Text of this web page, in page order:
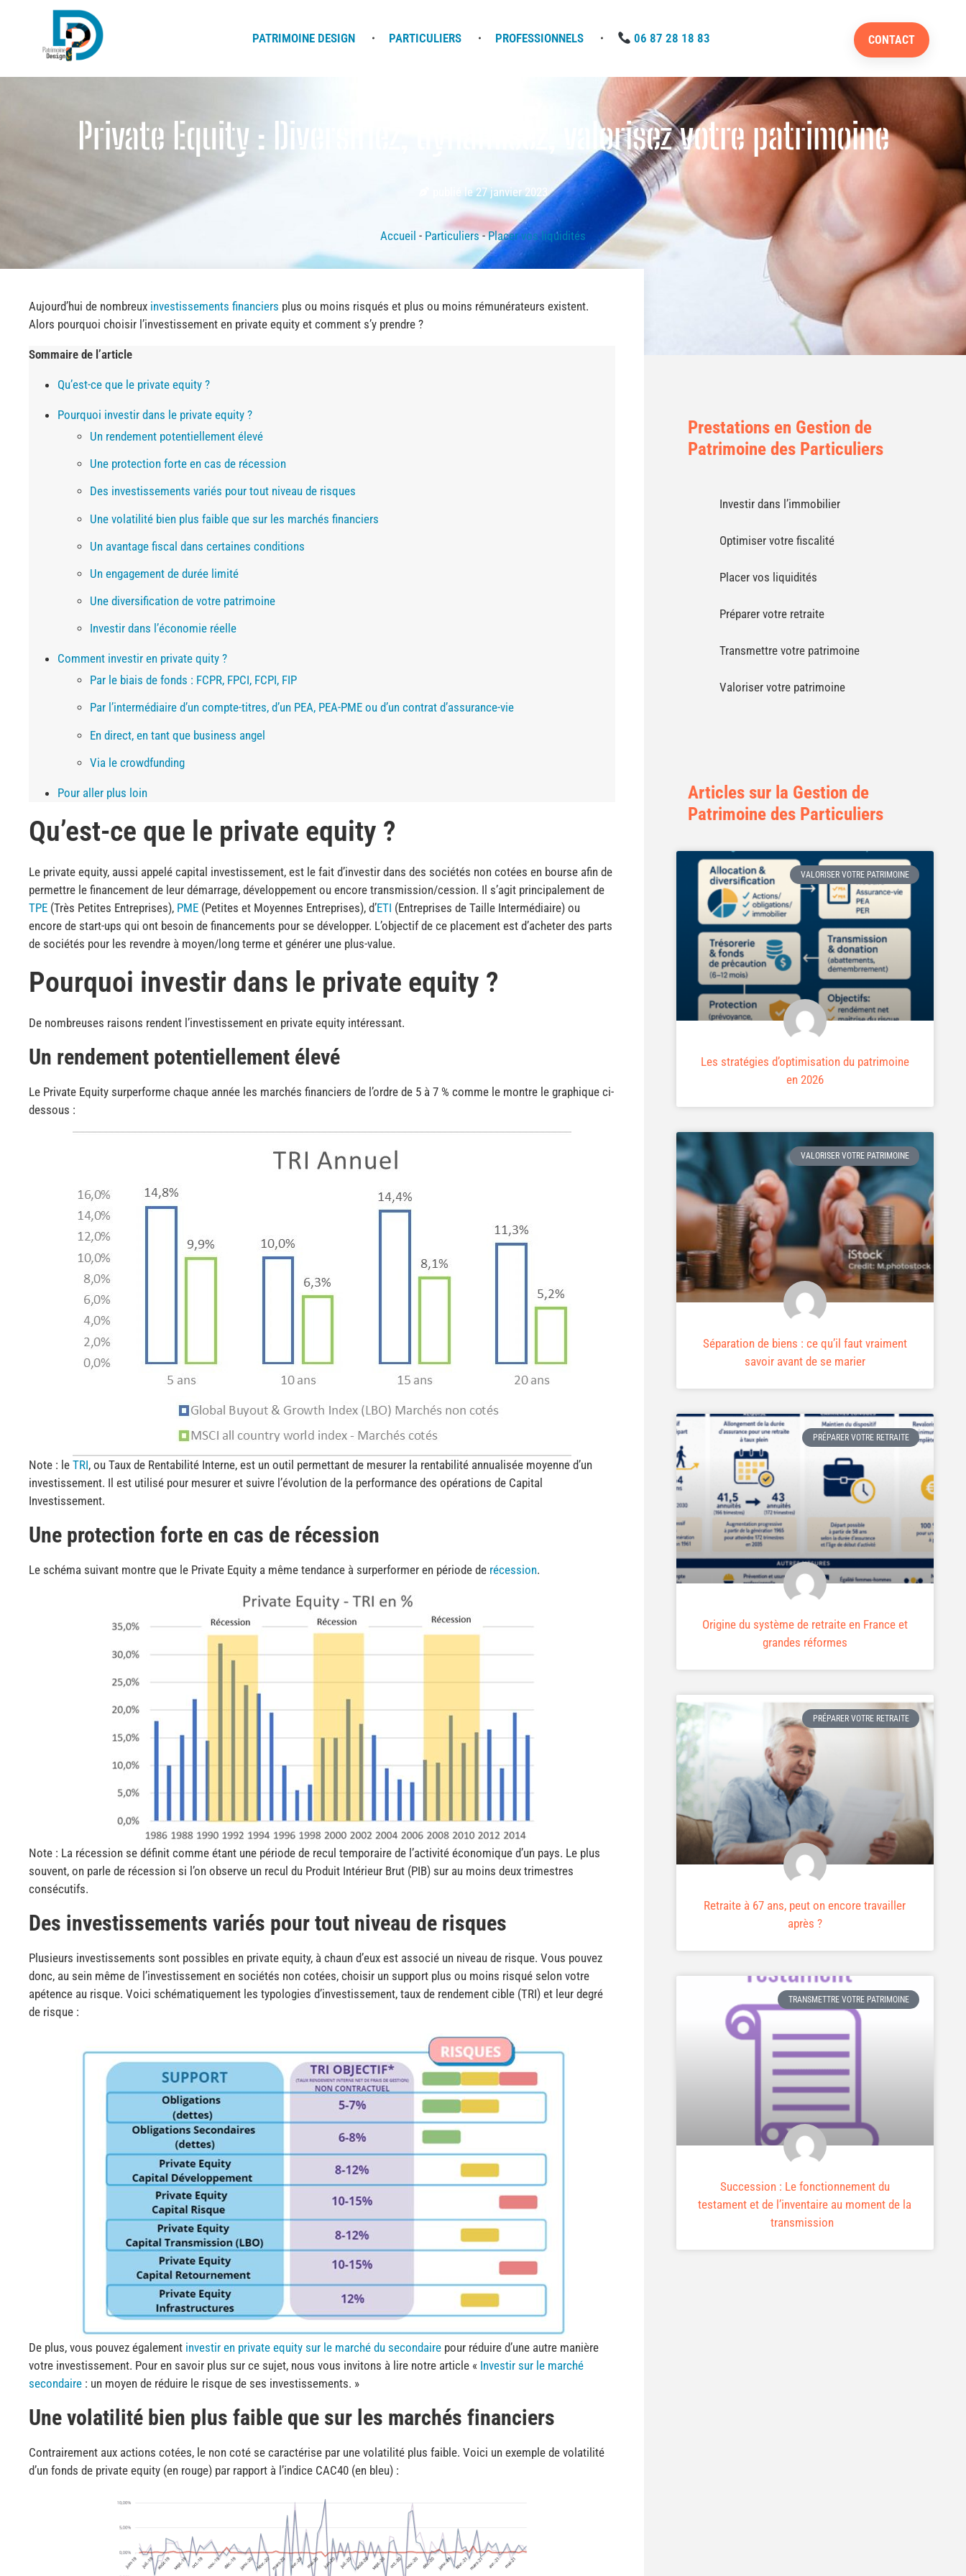
P
atrimoine Design
Gestion de Patrimoine Lyon
PATRIMOINE DESIGN PARTICULIERS PROFESSIONNELS 06 87 28 18 83 CONTACT
Private Equity : Diversifiez, dynamisez, valorisez votre patrimoine
publié le27 janvier 2023
Accueil - Particuliers-Placer vos liquidités
Aujourd’hui de nombreux investissements financiers plus ou moins risqués et plus ou moins rémunérateurs existent.
Alors pourquoi choisir l’investissement en private equity et comment s’y prendre ?
Sommaire de l’article
Qu’est-ce que le private equity ?
Pourquoi investir dans le private equity ?
Un rendement potentiellement élevé
Une protection forte en cas de récession
Des investissements variés pour tout niveau de risques
Une volatilité bien plus faible que sur les marchés financiers
Un avantage fiscal dans certaines conditions
Un engagement de durée limité
Une diversification de votre patrimoine
Investir dans l’économie réelle
Comment investir en private quity ?
Par le biais de fonds : FCPR, FPCI, FCPI, FIP
Par l’intermédiaire d’un compte-titres, d’un PEA, PEA-PME ou d’un contrat d’assurance-vie
En direct, en tant que business angel
Via le crowdfunding
Pour aller plus loin
Qu’est-ce que le private equity ?
Le private equity, aussi appelé capital investissement, est le fait d’investir dans des sociétés non cotées en bourse afin de
permettre le financement de leur démarrage, développement ou encore transmission/cession. Il s’agit principalement de
TPE (Très Petites Entreprises), PME (Petites et Moyennes Entreprises), d’ETI (Entreprises de Taille Intermédiaire) ou
encore de start-ups qui ont besoin de financements pour se développer. L’objectif de ce placement est d’acheter des parts
de sociétés pour les revendre à moyen/long terme et générer une plus-value.
Pourquoi investir dans le private equity ?
De nombreuses raisons rendent l’investissement en private equity intéressant.
Un rendement potentiellement élevé
Le Private Equity surperforme chaque année les marchés financiers de l’ordre de 5 à 7 % comme le montre le graphique ci-
dessous :
Note : le TRI, ou Taux de Rentabilité Interne, est un outil permettant de mesurer la rentabilité annualisée moyenne d’un
investissement. Il est utilisé pour mesurer et suivre l’évolution de la performance des opérations de Capital
Investissement.
Une protection forte en cas de récession
Le schéma suivant montre que le Private Equity a même tendance à surperformer en période de récession.
Note : La récession se définit comme étant une période de recul temporaire de l’activité économique d’un pays. Le plus
souvent, on parle de récession si l’on observe un recul du Produit Intérieur Brut (PIB) sur au moins deux trimestres
consécutifs.
Des investissements variés pour tout niveau de risques
Plusieurs investissements sont possibles en private equity, à chaun d’eux est associé un niveau de risque. Vous pouvez
donc, au sein même de l’investissement en sociétés non cotées, choisir un support plus ou moins risqué selon votre
apétence au risque. Voici schématiquement les typologies d’investissement, taux de rendement cible (TRI) et leur degré
de risque :
De plus, vous pouvez également investir en private equity sur le marché du secondaire pour réduire d’une autre manière
votre investissement. Pour en savoir plus sur ce sujet, nous vous invitons à lire notre article « Investir sur le marché
secondaire : un moyen de réduire le risque de ses investissements. »
Une volatilité bien plus faible que sur les marchés financiers
Contrairement aux actions cotées, le non coté se caractérise par une volatilité plus faible. Voici un exemple de volatilité
d’un fonds de private equity (en rouge) par rapport à l’indice CAC40 (en bleu) :
Prestations en Gestion de
Patrimoine des Particuliers
Investir dans l’immobilier
Optimiser votre fiscalité
Placer vos liquidités
Préparer votre retraite
Transmettre votre patrimoine
Valoriser votre patrimoine
Articles sur la Gestion de
Patrimoine des Particuliers
VALORISER VOTRE PATRIMOINE
Les stratégies d’optimisation du patrimoine
en 2026
VALORISER VOTRE PATRIMOINE
Séparation de biens : ce qu’il faut vraiment
savoir avant de se marier
PRÉPARER VOTRE RETRAITE
Origine du système de retraite en France et
grandes réformes
PRÉPARER VOTRE RETRAITE
Retraite à 67 ans, peut on encore travailler
après ?
TRANSMETTRE VOTRE PATRIMOINE
Succession : Le fonctionnement du
testament et de l’inventaire au moment de la
transmission